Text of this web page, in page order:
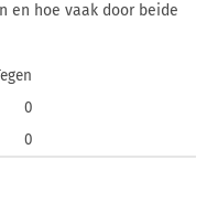
en hoe vaak door beide
0
0